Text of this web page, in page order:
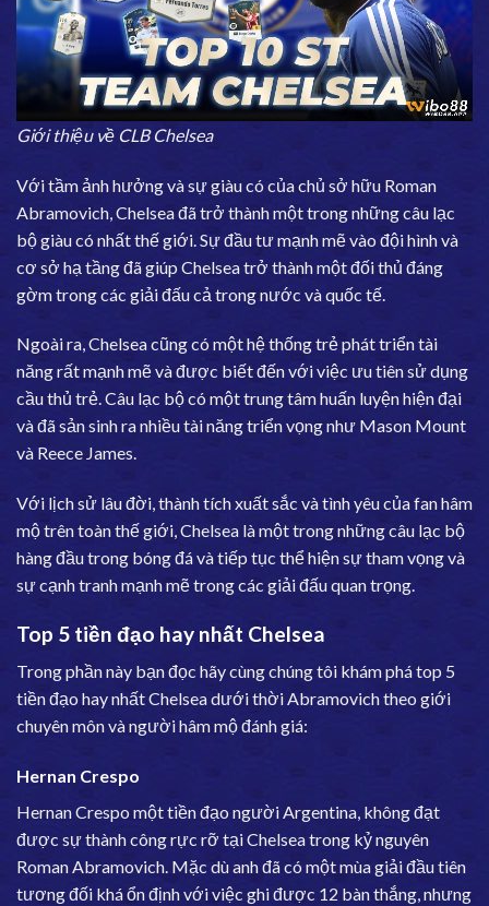
Giới thiệu về CLB Chelsea
Với tầm ảnh hưởng và sự giàu có của chủ sở hữu Roman
Abramovich, Chelsea đã trở thành một trong những câu lạc
bộ giàu có nhất thế giới. Sự đầu tư mạnh mẽ vào đội hình và
cơ sở hạ tầng đã giúp Chelsea trở thành một đối thủ đáng
gờm trong các giải đấu cả trong nước và quốc tế.
Ngoài ra, Chelsea cũng có một hệ thống trẻ phát triển tài
năng rất mạnh mẽ và được biết đến với việc ưu tiên sử dụng
cầu thủ trẻ. Câu lạc bộ có một trung tâm huấn luyện hiện đại
và đã sản sinh ra nhiều tài năng triển vọng như Mason Mount
và Reece James.
Với lịch sử lâu đời, thành tích xuất sắc và tình yêu của fan hâm
mộ trên toàn thế giới, Chelsea là một trong những câu lạc bộ
hàng đầu trong bóng đá và tiếp tục thể hiện sự tham vọng và
sự cạnh tranh mạnh mẽ trong các giải đấu quan trọng.
Top 5 tiền đạo hay nhất Chelsea
Trong phần này bạn đọc hãy cùng chúng tôi khám phá top 5
tiền đạo hay nhất Chelsea dưới thời Abramovich theo giới
chuyên môn và người hâm mộ đánh giá:
Hernan Crespo
Hernan Crespo một tiền đạo người Argentina, không đạt
được sự thành công rực rỡ tại Chelsea trong kỷ nguyên
Roman Abramovich. Mặc dù anh đã có một mùa giải đầu tiên
tương đối khá ổn định với việc ghi được 12 bàn thắng, nhưng